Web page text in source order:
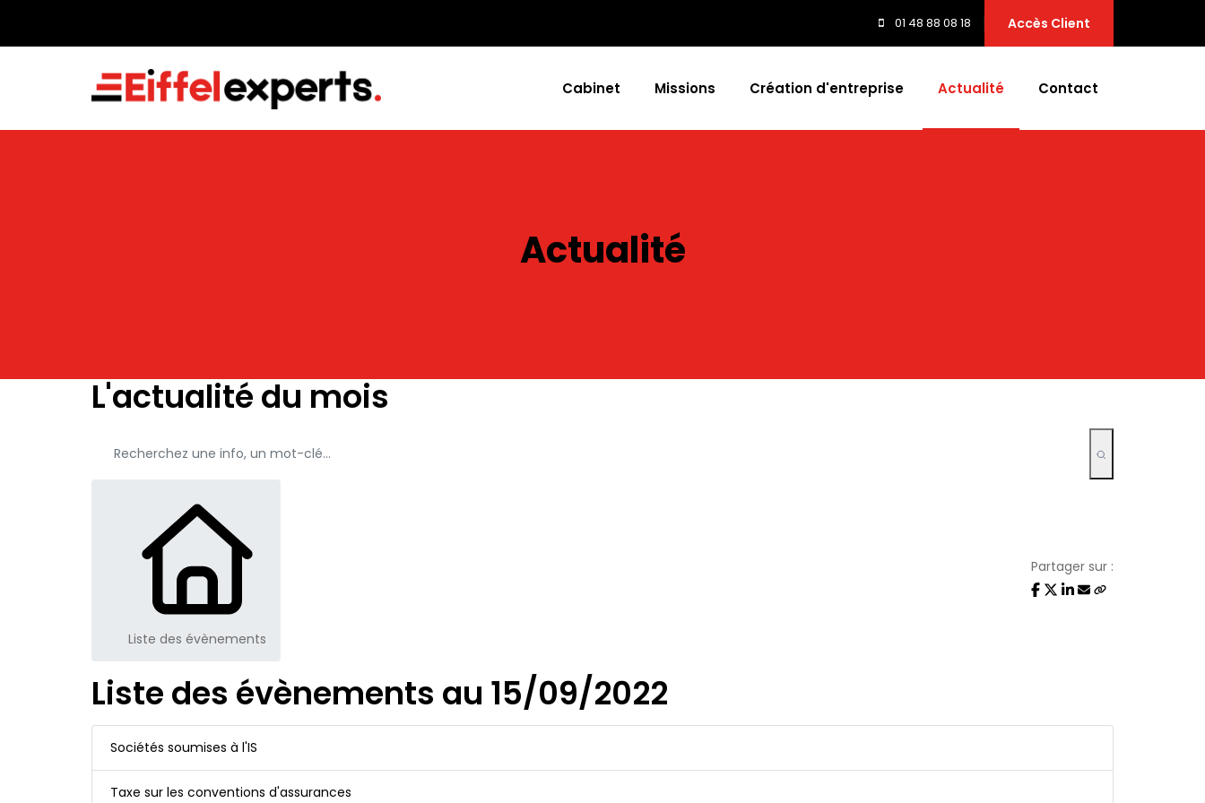
01 48 88 08 18 Accès Client
Cabinet Missions Création d'entreprise Actualité Contact
Actualité
L'actualité du mois
Liste des évènements
Partager sur :
Liste des évènements au 15/09/2022
Sociétés soumises à l'IS
Taxe sur les conventions d'assurances